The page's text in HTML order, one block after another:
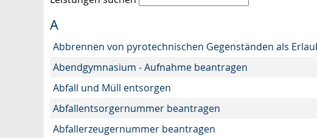
A
Abbrennen von pyrotechnischen Gegenständen als
Abendgymnasium - Aufnahme beantragen
Abfall und Müll entsorgen
Abfallentsorgernummer beantragen
Abfallerzeugernummer beantragen